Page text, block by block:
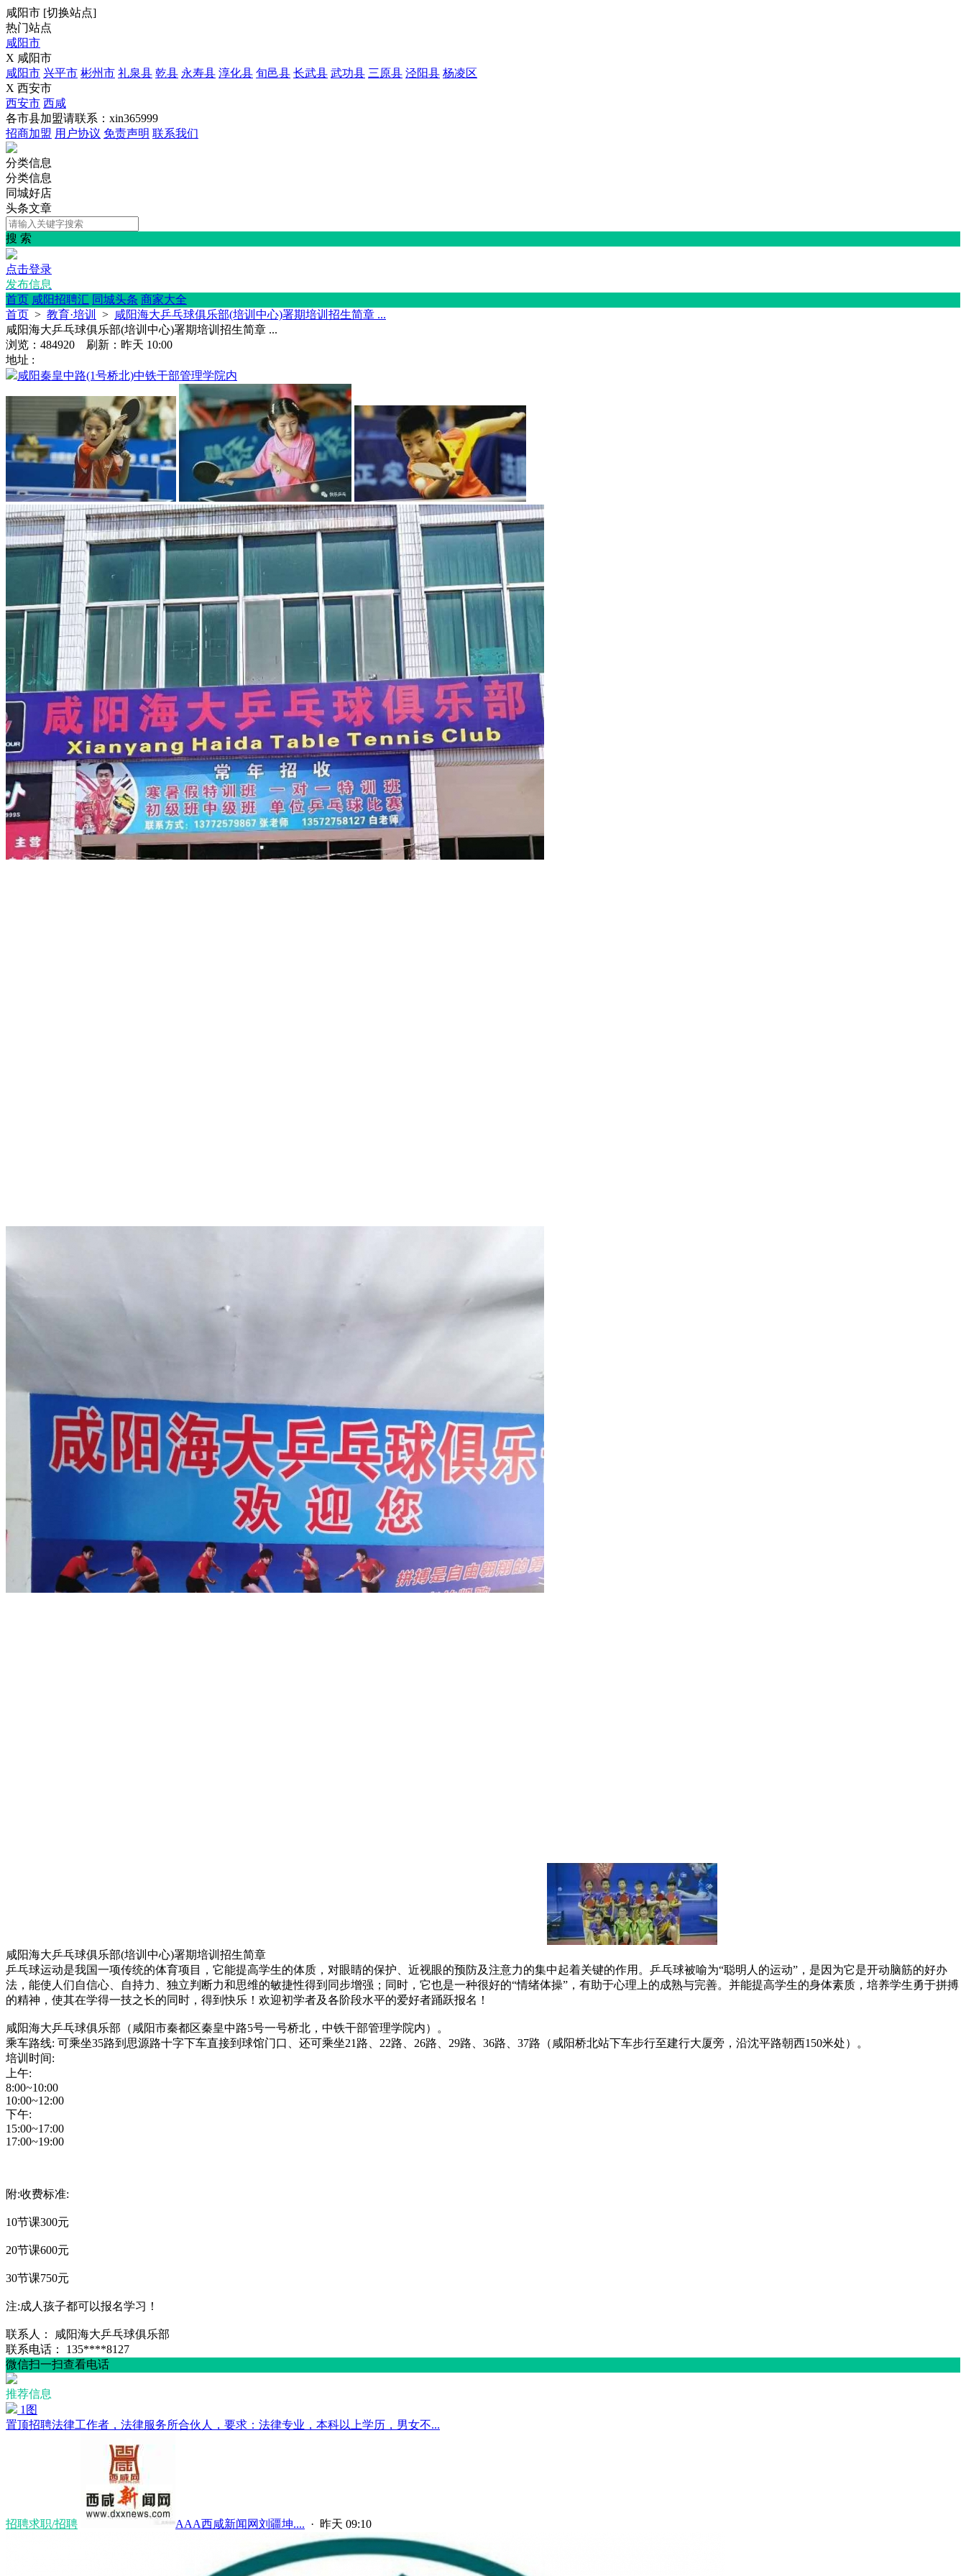
咸阳市 [切换站点]
热门站点
咸阳市
X 咸阳市
咸阳市 兴平市 彬州市 礼泉县 乾县 永寿县 淳化县 旬邑县 长武县 武功县 三原县 泾阳县 杨凌区
X 西安市
西安市 西咸
各市县加盟请联系：xin365999
招商加盟 用户协议 免责声明 联系我们
分类信息
分类信息
同城好店
头条文章
搜 索
点击登录
发布信息
首页 咸阳招聘汇 同城头条 商家大全
首页 > 教育·培训 > 咸阳海大乒乓球俱乐部(培训中心)署期培训招生简章 ...
咸阳海大乒乓球俱乐部(培训中心)署期培训招生简章 ...
浏览：484920 刷新： 昨天 10:00
地址 :
咸阳秦皇中路(1号桥北)中铁干部管理学院内
咸阳海大乒乓球俱乐部(培训中心)署期培训招生简章
乒乓球运动是我国一项传统的体育项目，它能提高学生的体质，对眼睛的保护、近视眼的预防及注意力的集中起着关键的作用。乒乓球被喻为“聪明人的运动”，是因为它是开动脑筋的好办
法，能使人们自信心、自持力、独立判断力和思维的敏捷性得到同步增强；同时，它也是一种很好的“情绪体操”，有助于心理上的成熟与完善。并能提高学生的身体素质，培养学生勇于拼搏
的精神，使其在学得一技之长的同时，得到快乐！欢迎初学者及各阶段水平的爱好者踊跃报名！
​咸阳海大乒乓球俱乐部（咸阳市秦都区秦皇中路5号一号桥北，中铁干部管理学院内）。
乘车路线: 可乘坐35路到思源路十字下车直接到球馆门口、还可乘坐21路、22路、26路、29路、36路、37路（咸阳桥北站下车步行至建行大厦旁，沿沈平路朝西150米处）。 ​​​
培训时间:
上午:
8:00~10:00
10:00~12:00
下午:
15:00~17:00
17:00~19:00
附:收费标准:
10节课300元
20节课600元
30节课750元
注:成人孩子都可以报名学习！
联系人：
咸阳海大乒乓球俱乐部
联系电话：
135****8127
微信扫一扫查看电话
推荐信息
1图
置顶招聘法律工作者，法律服务所合伙人，要求：法律专业，本科以上学历，男女不...
招聘求职/招聘 AAA西咸新闻网刘疆坤.... · 昨天 09:10